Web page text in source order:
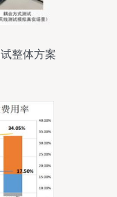
整体方案